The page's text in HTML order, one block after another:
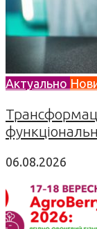
Актуально
06.08.2026